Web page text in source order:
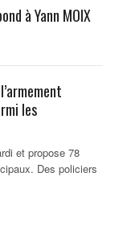
à Yann MOIX
les
et propose 78
Des policiers